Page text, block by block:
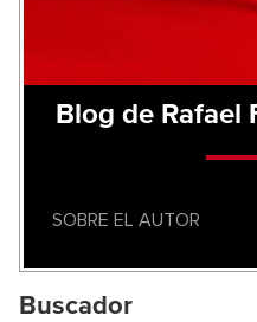
Blog de Rafael
SOBRE EL AUTOR
Buscador